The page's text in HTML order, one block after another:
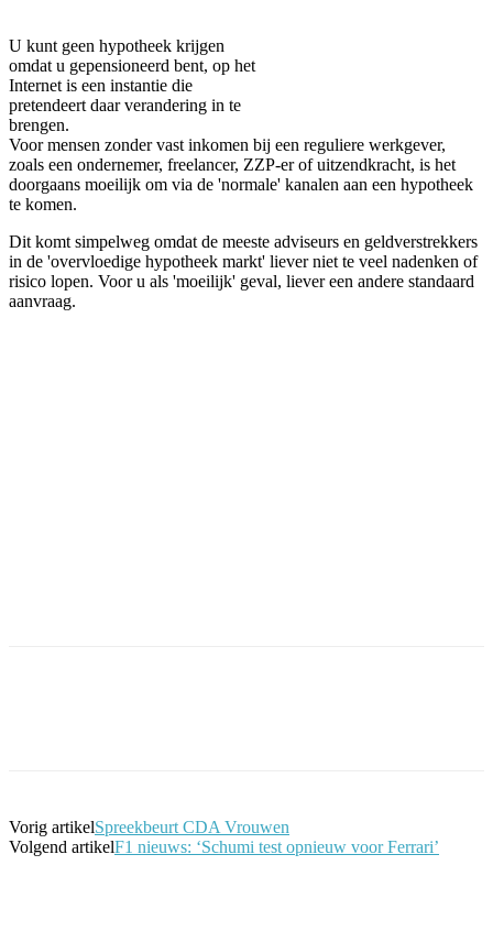
U kunt geen hypotheek krijgen
omdat u gepensioneerd bent, op het
Internet is een instantie die
pretendeert daar verandering in te
brengen.
Voor mensen zonder vast inkomen bij een reguliere werkgever,
zoals een ondernemer, freelancer, ZZP-er of uitzendkracht, is het
doorgaans moeilijk om via de 'normale' kanalen aan een hypotheek
te komen.
Dit komt simpelweg omdat de meeste adviseurs en geldverstrekkers
in de 'overvloedige hypotheek markt' liever niet te veel nadenken of
risico lopen. Voor u als 'moeilijk' geval, liever een andere standaard
aanvraag.
Vorig artikelSpreekbeurt CDA Vrouwen
Volgend artikelF1 nieuws: ‘Schumi test opnieuw voor Ferrari’